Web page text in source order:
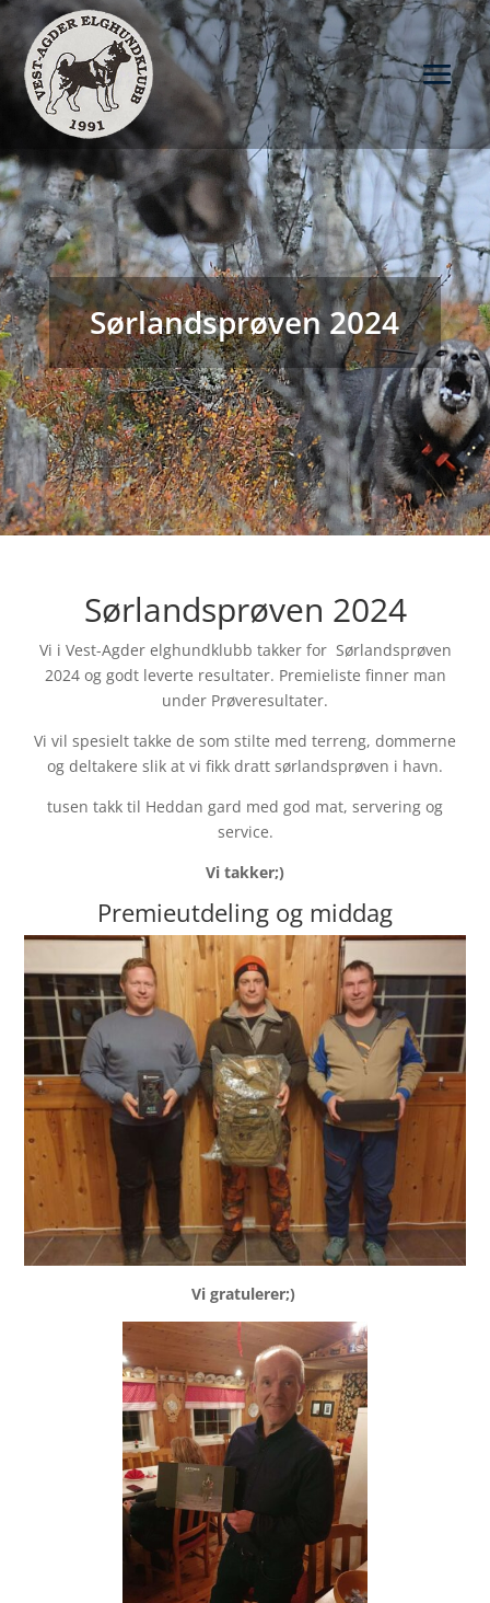
Sørlandsprøven 2024
Sørlandsprøven 2024
Vi i Vest-Agder elghundklubb takker for Sørlandsprøven
2024 og godt leverte resultater. Premieliste finner man
under Prøveresultater.
Vi vil spesielt takke de som stilte med terreng, dommerne
og deltakere slik at vi fikk dratt sørlandsprøven i havn.
tusen takk til Heddan gard med god mat, servering og
service.
Vi takker;)
Premieutdeling og middag
Vi gratulerer;)